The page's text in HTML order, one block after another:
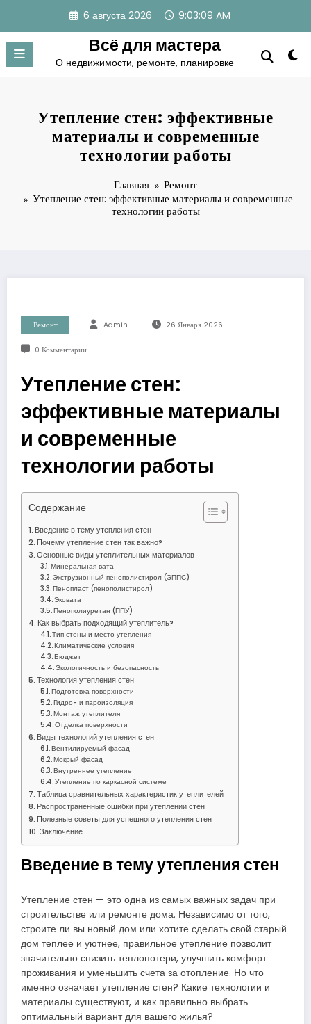
содержимому
6 августа 2026 9:03:10 AM
Всё для мастера
О недвижимости, ремонте, планировке
Утепление стен: эффективные
материалы и современные
технологии работы
Главная
Ремонт
Утепление стен: эффективные материалы и современные
технологии работы
Ремонт Admin 26 Января 2026
0 Комментарии
Утепление стен:
эффективные материалы
и современные
технологии работы
Содержание
Введение в тему утепления стен
Почему утепление стен так важно?
Основные виды утеплительных материалов
Минеральная вата
Экструзионный пенополистирол (ЭППС)
Пенопласт (пенополистирол)
Эковата
Пенополиуретан (ППУ)
Как выбрать подходящий утеплитель?
Тип стены и место утепления
Климатические условия
Бюджет
Экологичность и безопасность
Технология утепления стен
Подготовка поверхности
Гидро- и пароизоляция
Монтаж утеплителя
Отделка поверхности
Виды технологий утепления стен
Вентилируемый фасад
Мокрый фасад
Внутреннее утепление
Утепление по каркасной системе
Таблица сравнительных характеристик утеплителей
Распространённые ошибки при утеплении стен
Полезные советы для успешного утепления стен
Заключение
Введение в тему утепления стен
Утепление стен — это одна из самых важных задач при
строительстве или ремонте дома. Независимо от того,
строите ли вы новый дом или хотите сделать свой старый
дом теплее и уютнее, правильное утепление позволит
значительно снизить теплопотери, улучшить комфорт
проживания и уменьшить счета за отопление. Но что
именно означает утепление стен? Какие технологии и
материалы существуют, и как правильно выбрать
оптимальный вариант для вашего жилья?